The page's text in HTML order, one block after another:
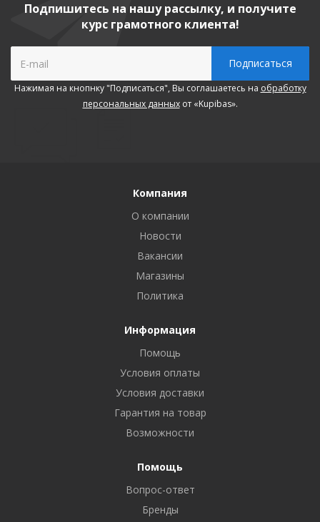
Подпишитесь на нашу рассылку, и получите
курс грамотного клиента!
Нажимая на кнопнку "Подписаться", Вы соглашаетесь на обработку
персональных данныхот «Kupibas».
Компания
О компании
Новости
Вакансии
Магазины
Политика
Информация
Помощь
Условия оплаты
Условия доставки
Гарантия на товар
Возможности
Помощь
Вопрос-ответ
Бренды